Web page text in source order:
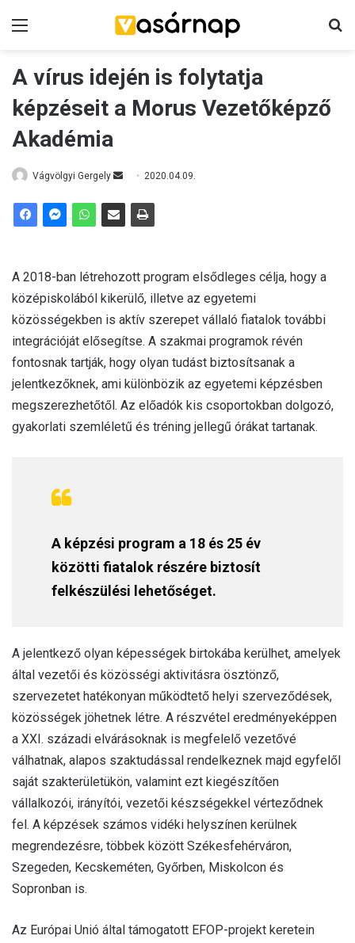
A vírus idején is folytatja
képzéseit a Morus Vezetőképző
Akadémia
Vágvölgyi Gergely
i
l
2020.04.09.
A 2018-ban létrehozott program elsődleges célja, hogy a
középiskolából kikerülő, illetve az egyetemi
közösségekben is aktív szerepet vállaló fiatalok további
integrációját elősegítse. A szakmai programok révén
fontosnak tartják, hogy olyan tudást biztosítsanak a
jelentkezőknek, ami különbözik az egyetemi képzésben
megszerezhetőtől. Az előadók kis csoportokban dolgozó,
gyakorlati szemléletű és tréning jellegű órákat tartanak.
A képzési program a 18 és 25 év
közötti fiatalok részére biztosít
felkészülési lehetőséget.
A jelentkező olyan képességek birtokába kerülhet, amelyek
által vezetői és közösségi aktivitásra ösztönző,
szervezetet hatékonyan működtető helyi szerveződések,
közösségek jöhetnek létre. A részvétel eredményeképpen
a XXI. századi elvárásoknak is megfelelő vezetővé
válhatnak, alapos szaktudással rendelkeznek majd egyfelől
saját szakterületükön, valamint ezt kiegészítően
vállalkozói, irányítói, vezetői készségekkel vérteződnek
fel. A képzések számos vidéki helyszínen kerülnek
megrendezésre, többek között Székesfehérváron,
Szegeden, Kecskeméten, Győrben, Miskolcon és
Sopronban is.
Az Európai Unió által támogatott EFOP-projekt keretein